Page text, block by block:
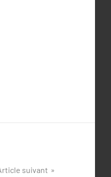
suivant